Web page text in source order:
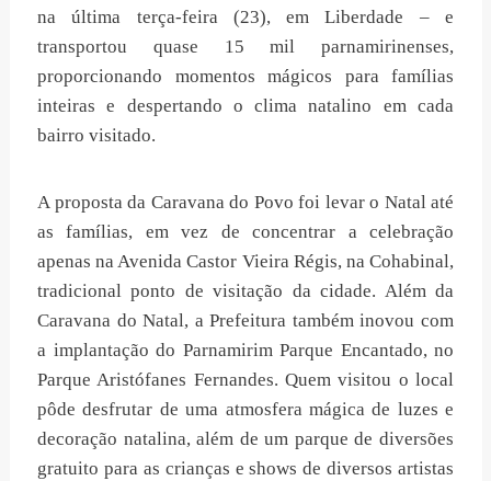
na última terça-feira (23), em Liberdade – e
transportou quase 15 mil parnamirinenses,
proporcionando momentos mágicos para famílias
inteiras e despertando o clima natalino em cada
bairro visitado.
A proposta da Caravana do Povo foi levar o Natal até
as famílias, em vez de concentrar a celebração
apenas na Avenida Castor Vieira Régis, na Cohabinal,
tradicional ponto de visitação da cidade. Além da
Caravana do Natal, a Prefeitura também inovou com
a implantação do Parnamirim Parque Encantado, no
Parque Aristófanes Fernandes. Quem visitou o local
pôde desfrutar de uma atmosfera mágica de luzes e
decoração natalina, além de um parque de diversões
gratuito para as crianças e shows de diversos artistas